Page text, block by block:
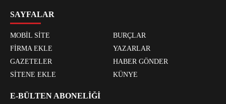
SAYFALAR
MOBİL SİTE
BURÇLAR
FİRMA EKLE
YAZARLAR
GAZETELER
HABER GÖNDER
SİTENE EKLE
KÜNYE
E-BÜLTEN ABONELİĞİ